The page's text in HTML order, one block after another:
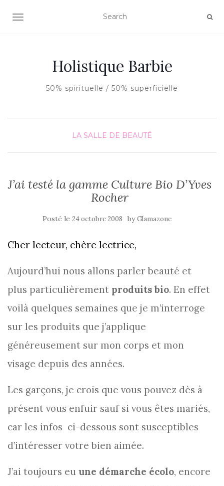
AFFICHER/MASQUER LA NAVIGATION
Holistique Barbie
50% spirituelle / 50% superficielle
LA SALLE DE BEAUTÉ
J’ai testé la gamme Culture Bio D’Yves
Rocher
Posté le 24 octobre 2008 byGlamazone
Cher lecteur, chère lectrice,
Aujourd’hui nous allons parler beauté et
plus particulièrement produits bio. En effet
voilà quelques semaines que je m’interroge
sur les produits que j’applique
généreusement sur mon corps et mon
visage depuis des années.
Les garçons, je crois que vous pouvez dès à
présent vous enfuir sauf si vous êtes mariés,
car les infos ci-dessous sont susceptibles
d’intéresser votre bien aimée.
J’ai toujours eu une démarche écolo, encore